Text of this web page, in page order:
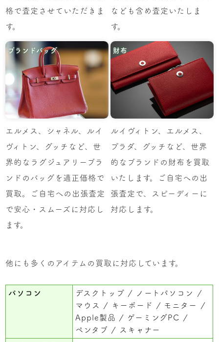
格で査定させていただきま
す。
なども含め査定いたしま
す。
ブランドバッグ
エルメス、シャネル、ルイ
ヴィトン、グッチなど、世
界的なラグジュアリーブラ
ンドのバッグを適正価格で
買取。ご自宅への出張査定
で安心・スムーズに対応し
ます。
財布
ルイヴィトン、エルメス、
プラダ、グッチなど、世界
的なブランドの財布を買取
いたします。ご自宅への出
張査定で、スピーディーに
対応します。
他にも多くのアイテムの買取に対応しています。
パソコン デスクトップ
ノートパソコン
マウス
キーボード
モニター
Apple製品
ゲーミングPC
ペンタブ
スキャナー